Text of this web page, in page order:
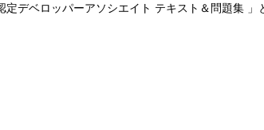
定デベロッパーアソシエイト テキスト＆問題集 」